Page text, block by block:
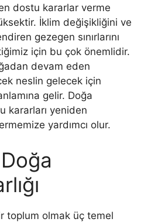
dostu kararlar verme
İklim değişikliğini ve
gezegen sınırlarını
için bu çok önemlidir.
devam eden
neslin gelecek için
gelir. Doğa
kararları yeniden
yardımcı olur.
toplum olmak üç temel